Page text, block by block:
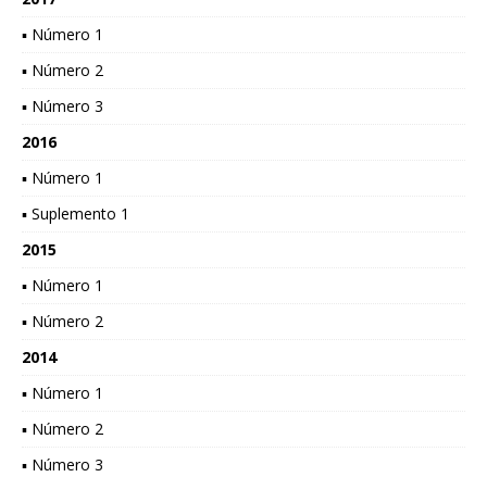
▪ Número 1
▪ Número 2
▪ Número 3
2016
▪ Número 1
▪ Suplemento 1
2015
▪ Número 1
▪ Número 2
2014
▪ Número 1
▪ Número 2
▪ Número 3